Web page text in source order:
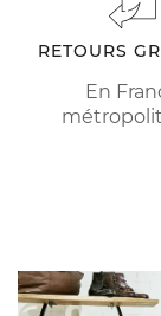
RETOURS
En